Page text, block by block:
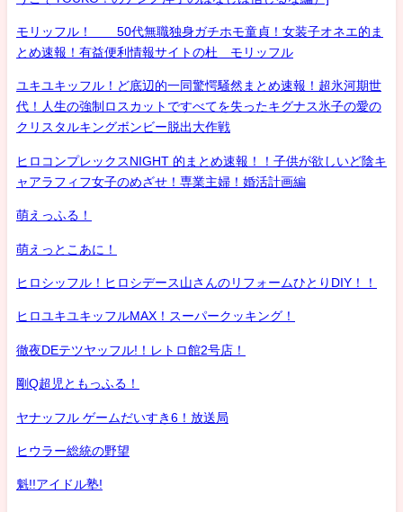
モリッフル！ 50代無職独身ガチホモ童貞！女装子オネエ的ま
とめ速報！有益便利情報サイトの杜 モリッフル
ユキユキッフル！ど底辺的一同驚愕騒然まとめ速報！超氷河期世
代！人生の強制ロスカットですべてを失ったキグナス氷子の愛の
クリスタルキングボンビー脱出大作戦
ヒロコンプレックスNIGHT 的まとめ速報！！子供が欲しいど陰キ
ャアラフィフ女子のめざせ！専業主婦！婚活計画編
萌えっふる！
萌えっとこあに！
ヒロシッフル！ヒロシデース山さんのリフォームひとりDIY！！
ヒロユキユキッフルMAX！スーパークッキング！
徹夜DEテツヤッフル!！レトロ館2号店！
剛Q超児ともっふる！
ヤナッフル ゲームだいすき6！放送局
ヒウラー総統の野望
魁!!アイドル塾!